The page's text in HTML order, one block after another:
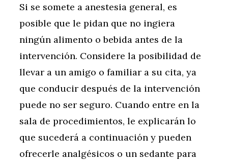
Si se somete a anestesia general, es
posible que le pidan que no ingiera
ningún alimento o bebida antes de la
intervención. Considere la posibilidad de
llevar a un amigo o familiar a su cita, ya
que conducir después de la intervención
puede no ser seguro. Cuando entre en la
sala de procedimientos, le explicarán lo
que sucederá a continuación y pueden
ofrecerle analgésicos o un sedante para